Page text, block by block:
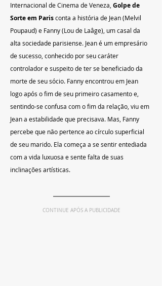
Internacional de Cinema de Veneza, Golpe de
Sorte em Parisconta a história de Jean (Melvil
Poupaud) e Fanny (Lou de Laâge), um casal da
alta sociedade parisiense. Jean é um empresário
de sucesso, conhecido por seu caráter
controlador e suspeito de ter se beneficiado da
morte de seu sócio. Fanny encontrou em Jean
logo após o fim de seu primeiro casamento e,
sentindo-se confusa com o fim da relação, viu em
Jean a estabilidade que precisava. Mas, Fanny
percebe que não pertence ao círculo superficial
de seu marido. Ela começa a se sentir entediada
com a vida luxuosa e sente falta de suas
inclinações artísticas.
CONTINUE APÓS A PUBLICIDADE